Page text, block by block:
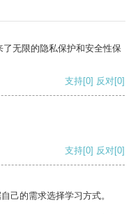
无限的隐私保护和安全性保
支持[0] 反对[0]
支持[0] 反对[0]
己的需求选择学习方式。